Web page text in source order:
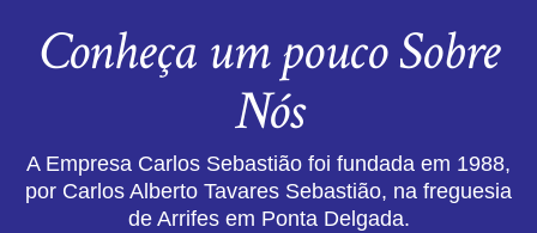
Conheça um pouco Sobre
Nós
A Empresa Carlos Sebastião foi fundada em 1988,
por Carlos Alberto Tavares Sebastião, na freguesia
de Arrifes em Ponta Delgada.